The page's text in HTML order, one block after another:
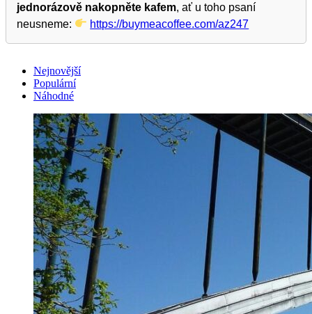
jednorázově nakopněte kafem, ať u toho psaní
neusneme:
https://buymeacoffee.com/az247
Nejnovější
Populární
Náhodné